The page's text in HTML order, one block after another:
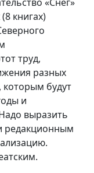
книгах)
труд,
разных
которым будут
и
выразить
редакционным